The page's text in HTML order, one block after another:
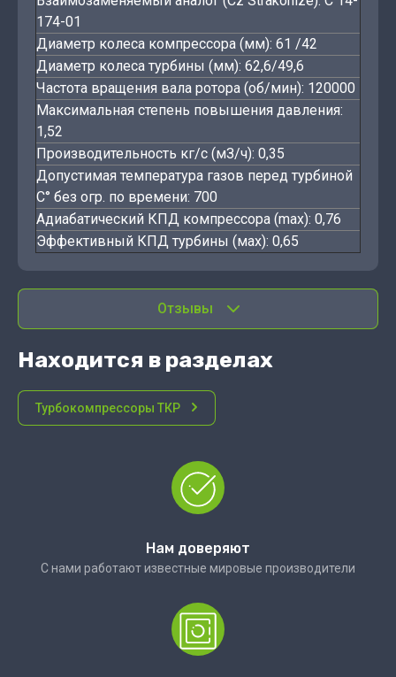
174-01
Диаметр колеса компрессора (мм): 61 /42
Диаметр колеса турбины (мм): 62,6/49,6
Частота вращения вала ротора (об/мин): 120000
Максимальная степень повышения давления:
1,52
Производительность кг/с (мЗ/ч): 0,35
Допустимая температура газов перед турбиной
С° без огр. по времени: 700
Адиабатический КПД компрессора (max): 0,76
Эффективный КПД турбины (мах): 0,65
Отзывы
Находится в разделах
Турбокомпрессоры ТКР
Нам доверяют
С нами работают известные мировые производители